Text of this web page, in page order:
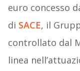
euro concesso
di SACE, il
controllato dal
linea